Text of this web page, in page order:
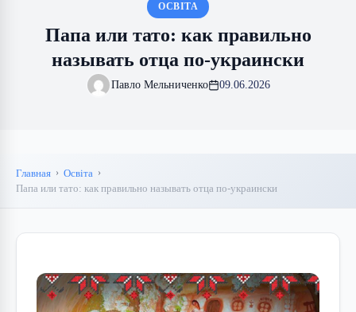
ОСВІТА
Папа или тато: как правильно
называть отца по-украински
Павло Мельниченко 09.06.2026
Главная
Освіта
Папа или тато: как правильно называть отца по-украински